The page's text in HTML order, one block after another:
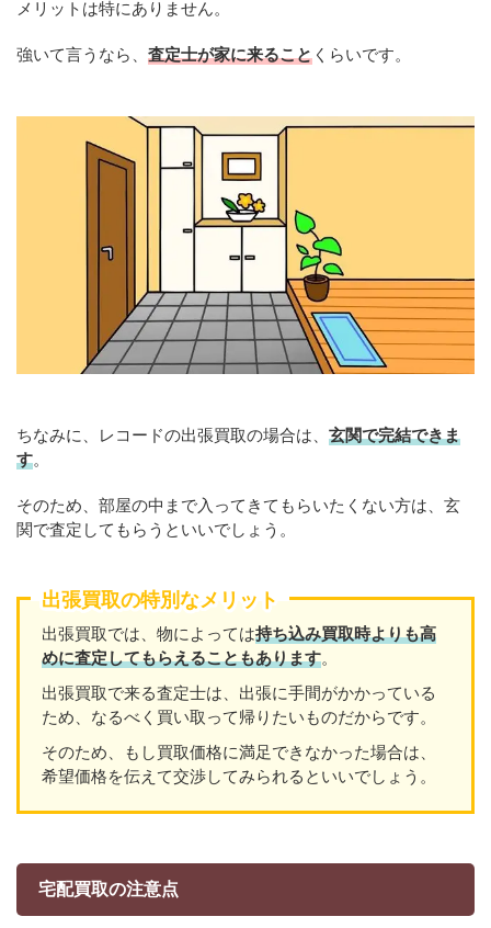
メリットは特にありません。
強いて言うなら、 査定士が家に来ること くらいです。
ちなみに、レコードの出張買取の場合は、 玄関で完結できま
す。
そのため、部屋の中まで入ってきてもらいたくない方は、玄
関で査定してもらうといいでしょう。
出張買取の特別なメリット
出張買取では、物によっては持ち込み買取時よりも高
めに査定してもらえることもあります。
出張買取で来る査定士は、出張に手間がかかっている
ため、なるべく買い取って帰りたいものだからです。
そのため、もし買取価格に満足できなかった場合は、
希望価格を伝えて交渉してみられるといいでしょう。
宅配買取の注意点